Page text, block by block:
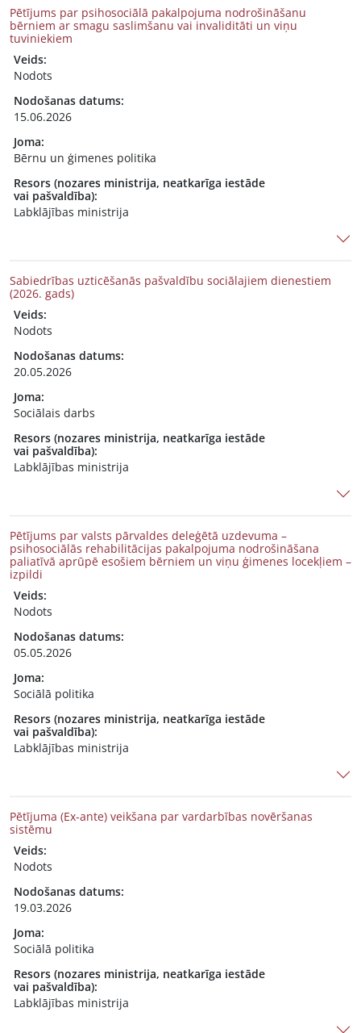
Pētījums par psihosociālā pakalpojuma nodrošināšanu
bērniem ar smagu saslimšanu vai invaliditāti un viņu
tuviniekiem
Veids:
Nodots
Nodošanas datums:
15.06.2026
Joma:
Bērnu un ģimenes politika
Resors (nozares ministrija, neatkarīga iestāde
vai pašvaldība):
Labklājības ministrija
Sabiedrības uzticēšanās pašvaldību sociālajiem dienestiem
(2026. gads)
Veids:
Nodots
Nodošanas datums:
20.05.2026
Joma:
Sociālais darbs
Resors (nozares ministrija, neatkarīga iestāde
vai pašvaldība):
Labklājības ministrija
Pētījums par valsts pārvaldes deleģētā uzdevuma –
psihosociālās rehabilitācijas pakalpojuma nodrošināšana
paliatīvā aprūpē esošiem bērniem un viņu ģimenes locekļiem –
izpildi
Veids:
Nodots
Nodošanas datums:
05.05.2026
Joma:
Sociālā politika
Resors (nozares ministrija, neatkarīga iestāde
vai pašvaldība):
Labklājības ministrija
Pētījuma (Ex-ante) veikšana par vardarbības novēršanas
sistēmu
Veids:
Nodots
Nodošanas datums:
19.03.2026
Joma:
Sociālā politika
Resors (nozares ministrija, neatkarīga iestāde
vai pašvaldība):
Labklājības ministrija